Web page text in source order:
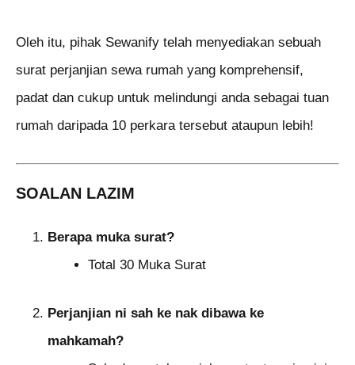
Oleh itu, pihak Sewanify telah menyediakan sebuah
surat perjanjian sewa rumah yang komprehensif,
padat dan cukup untuk melindungi anda sebagai tuan
rumah daripada 10 perkara tersebut ataupun lebih!
SOALAN LAZIM
Berapa muka surat?
Total 30 Muka Surat
Perjanjian ni sah ke nak dibawa ke
mahkamah?